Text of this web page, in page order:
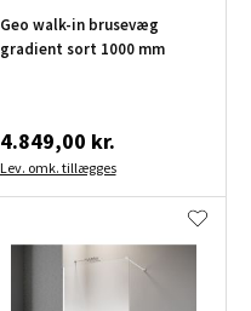
Geo walk-in brusevæg
gradient sort 1000 mm
4.849,00 kr.
Lev. omk. tillægges